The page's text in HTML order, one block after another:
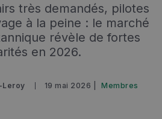
très demandés, pilotes
à la peine : le marché
révèle de fortes
en 2026.
Leroy 19 mai 2026 | Membres